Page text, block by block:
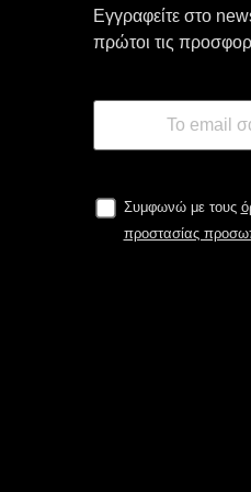
Εγγραφείτε στο
πρώτοι τις
Συμφωνώ με τους
προστασίας